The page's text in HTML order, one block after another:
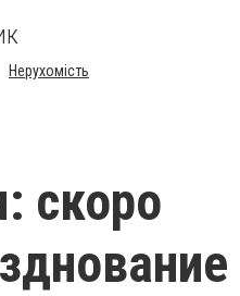
Нерухомість
скоро